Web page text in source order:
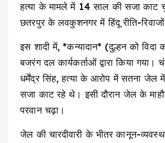
हत्या के मामले में 14 साल की सजा काट
छतरपुर के लवकुशनगर में हिंदू रीति-
इस शादी में, *कन्यादान* (दुल्हन को
बजरंग दल कार्यकर्ताओं द्वारा किया
धर्मेंद्र सिंह, हत्या के आरोप में सतना जेल
सजा काट रहे थे। इसी दौरान जेल के
परवान चढ़ा।
जेल की चारदीवारी के भीतर कानून-